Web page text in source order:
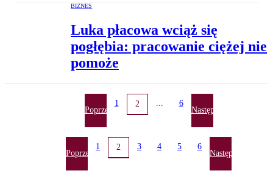
BIZNES
Luka płacowa wciąż się
pogłębia: pracowanie ciężej nie
pomoże
Poprzednia
1 2 6
Następna
Poprzednia
1 2 3 4 5 6
Następna